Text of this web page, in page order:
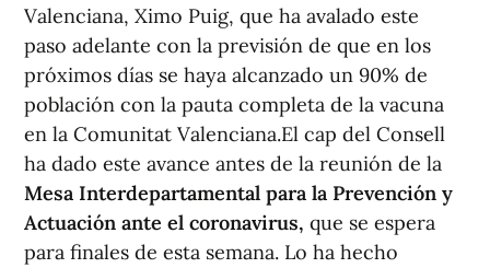
Valenciana, Ximo Puig, que ha avalado este
paso adelante con la previsión de que en los
próximos días se haya alcanzado un 90% de
población con la pauta completa de la vacuna
en la Comunitat Valenciana.El cap del Consell
ha dado este avance antes de la reunión de la
Mesa Interdepartamental para la Prevención y
Actuación ante el coronavirus, que se espera
para finales de esta semana. Lo ha hecho